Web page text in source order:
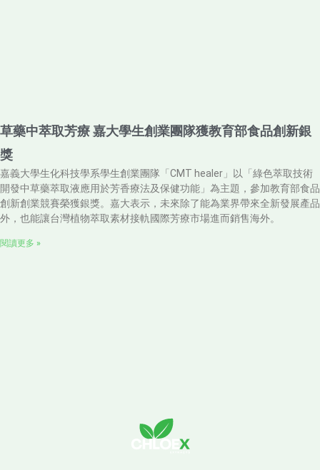
草藥中萃取芳療 嘉大學生創業團隊獲教育部食品創新銀
獎
嘉義大學生化科技學系學生創業團隊「CMT healer」以「綠色萃取技術
開發中草藥萃取液應用於芳香療法及保健功能」為主題，參加教育部食品
創新創業競賽榮獲銀獎。嘉大表示，未來除了能為業界帶來全新發展產品
外，也能讓台灣植物萃取素材接軌國際芳療市場進而銷售海外。
閱讀更多 »